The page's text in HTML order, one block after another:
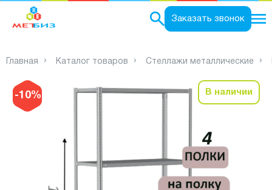
Заказать звонок
Главная Каталог товаров Стеллажи металлические
-10% В наличии